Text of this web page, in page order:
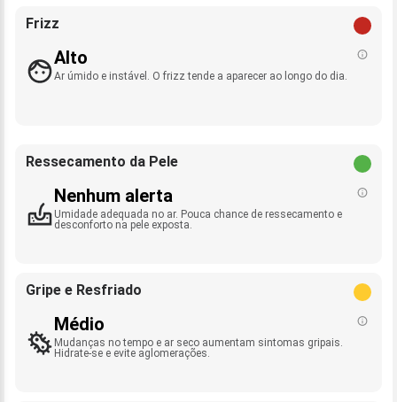
Frizz
Alto
Ar úmido e instável. O frizz tende a aparecer ao longo do dia.
Ressecamento da Pele
Nenhum alerta
Umidade adequada no ar. Pouca chance de ressecamento e
desconforto na pele exposta.
Gripe e Resfriado
Médio
Mudanças no tempo e ar seco aumentam sintomas gripais.
Hidrate-se e evite aglomerações.